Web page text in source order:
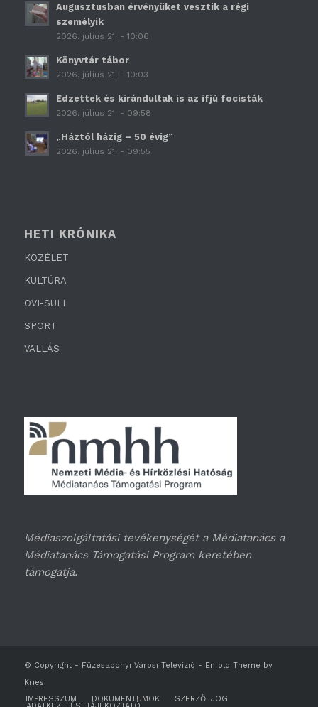
Augusztusban érvényüket vesztik a régi
személyik
2026. július 21. - 10:06
Könyvtár tábor
2026. július 21. - 10:03
Edzettek és kirándultak is az ifjú focisták
2026. július 21. - 09:58
„Háztól házig – 50 évig”
2026. július 21. - 09:55
HETI KRÓNIKA
KÖZÉLET
KULTÚRA
OVI-SULI
SPORT
VALLÁS
Médiaszolgáltatási tevékenységét a Médiatanács a
Médiatanács Támogatási Program keretében
támogatja.
© Copyright - Füzesabonyi Városi Televízió - Enfold Theme by
Kriesi
IMPRESSZUM
DOKUMENTUMOK SZERZŐI JOG